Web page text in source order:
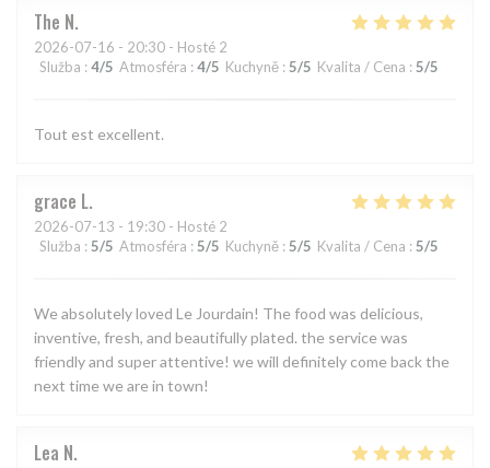
The N
2026-07-16 - 20:30 - Hosté 2
Služba : 4/5 Atmosféra : 4/5 Kuchyně : 5/5 Kvalita / Cena : 5/5
Tout est excellent.
grace L
2026-07-13 - 19:30 - Hosté 2
Služba : 5/5 Atmosféra : 5/5 Kuchyně : 5/5 Kvalita / Cena : 5/5
We absolutely loved Le Jourdain! The food was delicious,
inventive, fresh, and beautifully plated. the service was
friendly and super attentive! we will definitely come back the
next time we are in town!
Lea N